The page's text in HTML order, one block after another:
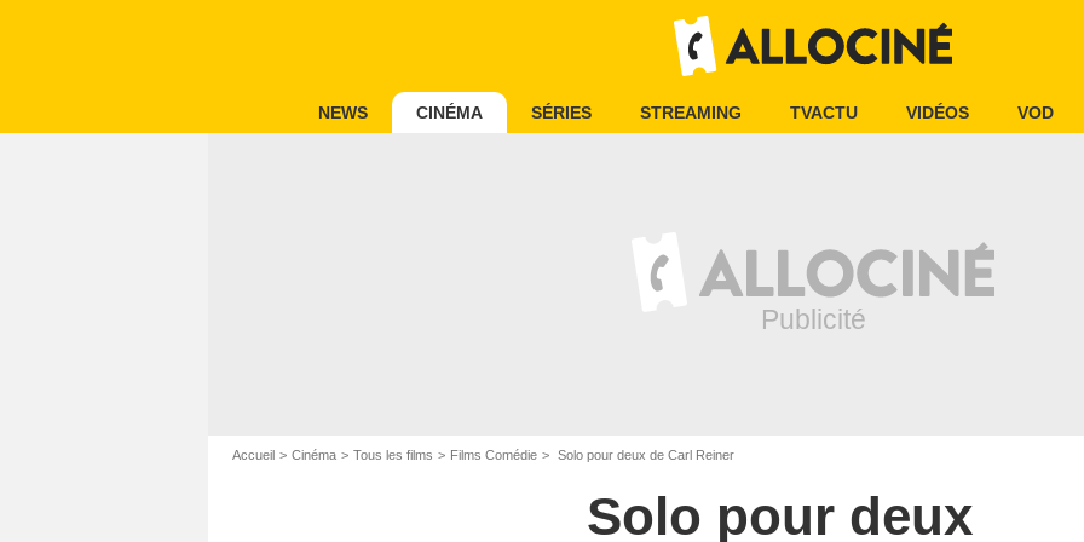
NEWS CINÉMA SÉRIES STREAMING TVACTU VIDÉOS VOD
Accueil Cinéma Tous les films Films Comédie Solo pour deux de Carl Reiner
Solo pour deux